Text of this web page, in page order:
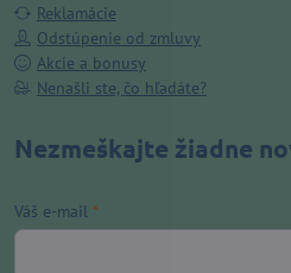
Reklamácie
Odstúpenie od zmluvy
Akcie a bonusy
Nenašli ste, čo hľadáte?
Nezmeškajte žiadne
Váš e-mail *